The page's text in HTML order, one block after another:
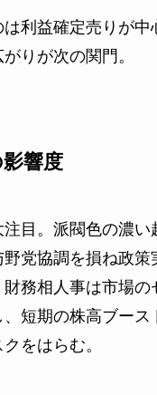
は利益確定売りが
りが次の関門。
響度
目。派閥色の濃い
党協調を損ね政策
務相人事は市場の
、短期の株高ブース
をはらむ。